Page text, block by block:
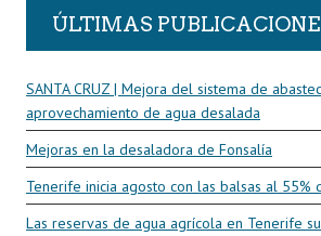
ÚLTIMAS
SANTA CRUZ | Mejora del sistema de
aprovechamiento de agua desalada
Mejoras en la desaladora de Fonsalía
Tenerife inicia agosto con las balsas al 55%
Las reservas de agua agrícola en Tenerife